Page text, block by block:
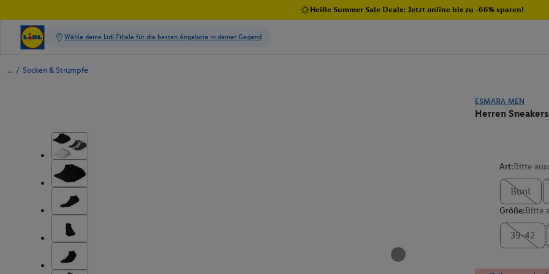
Heiße Summer Sale Deals: Jetzt online bis zu -66% sparen!
/ Socken & Strümpfe
ESMARA MEN
Herren
Art:Bitte
Bunt
Größe:Bitte
39-42